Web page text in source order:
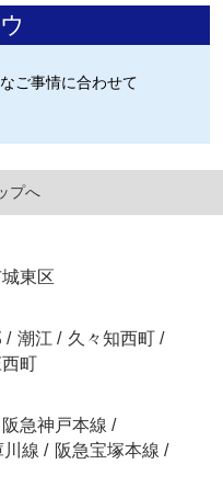
ご事情に合わせて
プへ
東区
/ 潮江 / 久々知西町 /
町
阪急神戸本線 /
川線 / 阪急宝塚本線 /